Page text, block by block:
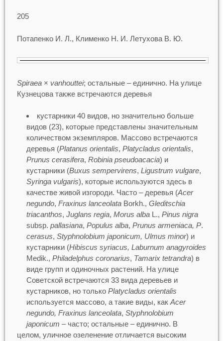
205
Потапенко И. Л., Клименко Н. И. Летухова В. Ю.
Spiraea× vanhouttei; остальные – единично. На улице
Кузнецова также встречаются деревья
кустарники 40 видов, но значительно больше
видов (23), которые представлены значительным
количеством экземпляров. Массово встречаются
деревья (Platanus orientalis, Platycladus orientalis,
Prunus cerasifera, Robinia pseudoacacia) и
кустарники (Buxus sempervirens, Ligustrum vulgare,
Syringa vulgaris), которые используются здесь в
качестве живой изгороди. Часто – деревья (Acer
negundo, Fraxinus lanceolataBorkh., Gleditschia
triacanthos, Juglans regia, Morus albaL., Pinus nigra
subsp. pallasiana, Populus alba, Prunus armeniaca, P.
cerasus, Styphnolobium japonicum, Ulmus minor) и
кустарники (Hibiscus syriacus, Laburnum anagyroides
Medik., Philadelphus coronarius, Tamarix tetrandra) в
виде групп и одиночных растений. На улице
Советской встречаются 33 вида деревьев и
кустарников, но только Platycladus orientalis
используется массово, а такие виды, как Acer
negundo, Fraxinus lanceolata, Styphnolobium
japonicum – часто; остальные – единично. В
целом, уличное озеленение отличается высоким